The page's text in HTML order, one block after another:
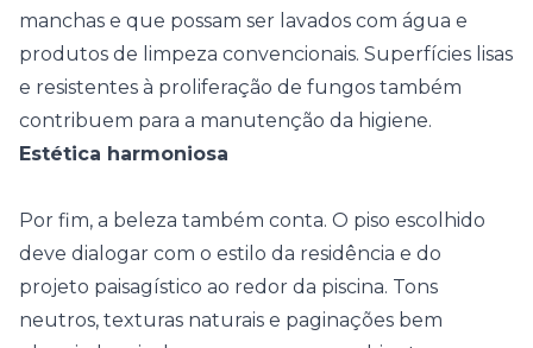
manchas e que possam ser lavados com água e
produtos de limpeza convencionais. Superfícies lisas
e resistentes à proliferação de fungos também
contribuem para a manutenção da higiene.
Estética harmoniosa
Por fim, a beleza também conta. O piso escolhido
deve dialogar com o estilo da residência e do
projeto paisagístico ao redor da piscina. Tons
neutros, texturas naturais e paginações bem